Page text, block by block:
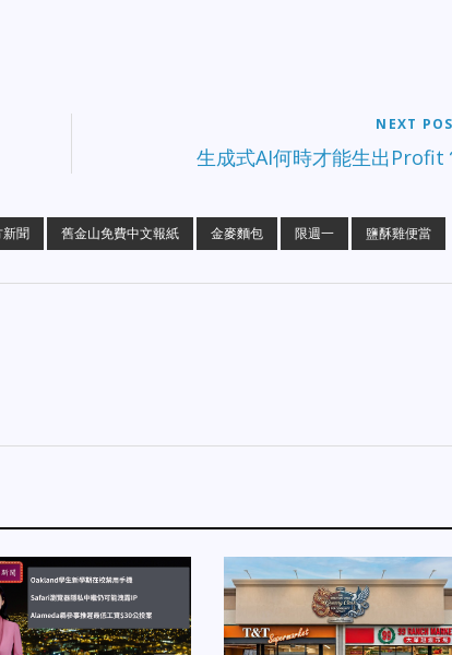
NEXT
生成式AI何時才能生出Profit
聞 舊金山免費中文報紙 金麥麵包 限週一 鹽酥雞便當